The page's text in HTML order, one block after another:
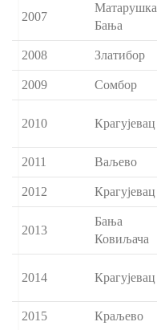
2007
Матарушка
Бања
2008 Златибор
2009 Сомбор
2010 Крагујевац
2011 Ваљево
2012 Крагујевац
2013
Бања
Ковиљача
2014 Крагујевац
2015 Краљево